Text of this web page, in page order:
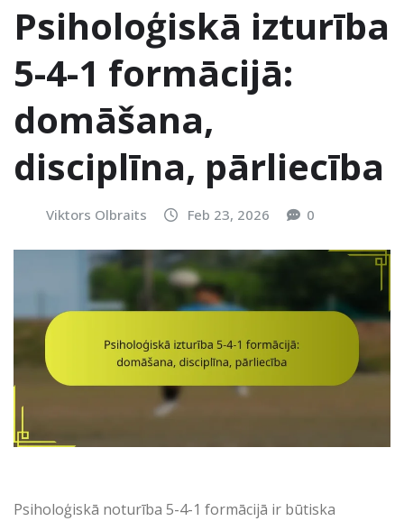
Psiholoģiskā izturība
5-4-1 formācijā:
domāšana,
disciplīna, pārliecība
Viktors Olbraits Feb 23, 2026 0
Psiholoģiskā noturība 5-4-1 formācijā ir būtiska